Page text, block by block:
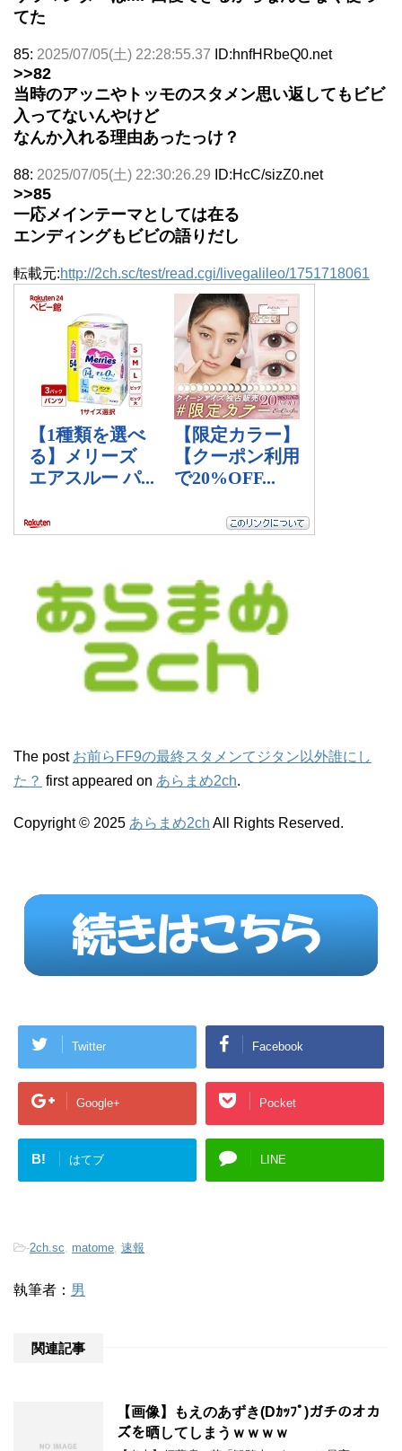
てた
85: 2025/07/05(土) 22:28:55.37 ID:hnfHRbeQ0.net
>>82
当時のアッニやトッモのスタメン思い返してもビビ
入ってないんやけど
なんか入れる理由あったっけ？
88: 2025/07/05(土) 22:30:26.29 ID:HcC/sizZ0.net
>>85
一応メインテーマとしては在る
エンディングもビビの語りだし
転載元:http://2ch.sc/test/read.cgi/livegalileo/1751718061
The post お前らFF9の最終スタメンてジタン以外誰にし
た？ first appeared on あらまめ2ch.
Copyright © 2025 あらまめ2ch All Rights Reserved.
Twitter Facebook
Google+ Pocket
B! はてブ LINE
-2ch.sc matome 速報
執筆者： 男
関連記事
【画像】もえのあずき(Dｶｯﾌﾟ)ガチのオカ
ズを晒してしまうｗｗｗｗ